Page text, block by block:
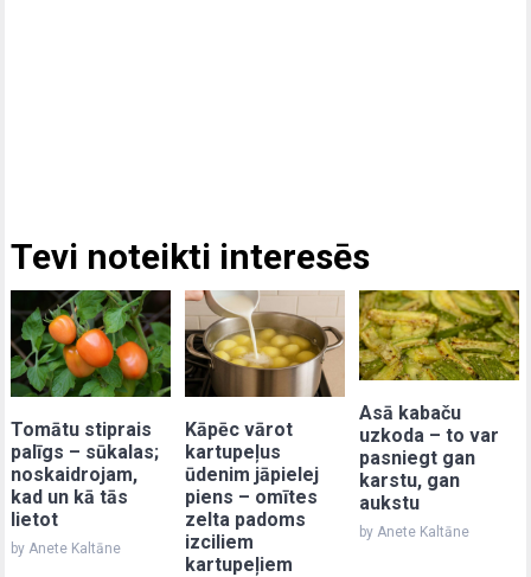
Tevi noteikti interesēs
Tomātu stiprais
palīgs – sūkalas;
noskaidrojam,
kad un kā tās
lietot
by Anete Kaltāne
Kāpēc vārot
kartupeļus
ūdenim jāpielej
piens – omītes
zelta padoms
izciliem
kartupeļiem
Asā kabaču
uzkoda – to var
pasniegt gan
karstu, gan
aukstu
by Anete Kaltāne